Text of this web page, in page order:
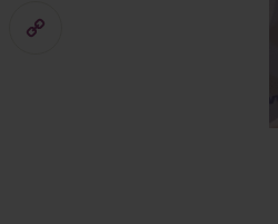
Telegram